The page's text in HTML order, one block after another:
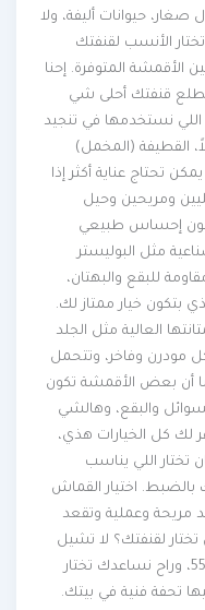
حيوانات أليفة، ولا
الأنسب لقنفتك
المتوفرة. إحنا
قنفتك أحلى شي
نستخدمها في تنجيد
(المخمل)
عناية أكثر إذا
ومريحين وحيل
إحساس طبيعي
مثل البوليستر
للبقع والبهتان،
خيار ممتاز لك.
العالية مثل الجلد
وفاخر، وتتحمل
بعض الأقمشة تكون
والبقع، وهالشي
لك كل الخيارات هذي،
اللي يناسب
اختيار القماش
وعملية وتقعد
لقنفتك؟ لا تشيل
فينا الحين على الرقم 55165818، وراح نساعدك تختار
فنية في بيتك.